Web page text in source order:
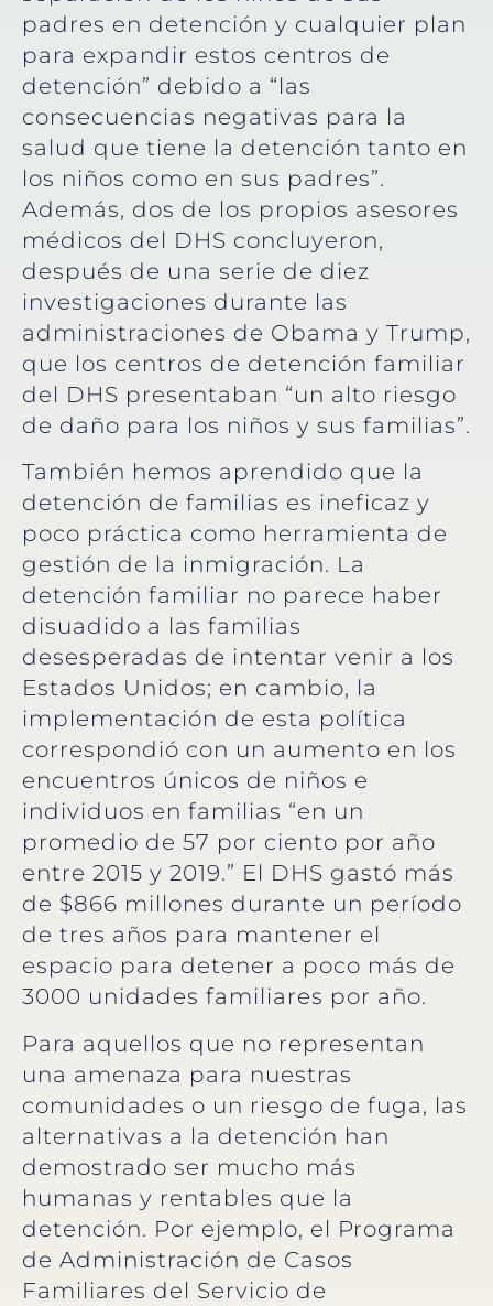
padres en detención y cualquier plan
para expandir estos centros de
detención” debido a “las
consecuencias negativas para la
salud que tiene la detención tanto en
los niños como en sus padres”.
Además, dos de los propios asesores
médicos del DHS concluyeron,
después de una serie de diez
investigaciones durante las
administraciones de Obama y Trump,
que los centros de detención familiar
del DHS presentaban “un alto riesgo
de daño para los niños y sus familias”.
También hemos aprendido que la
detención de familias es ineficaz y
poco práctica como herramienta de
gestión de la inmigración. La
detención familiar no parece haber
disuadido a las familias
desesperadas de intentar venir a los
Estados Unidos; en cambio, la
implementación de esta política
correspondió con un aumento en los
encuentros únicos de niños e
individuos en familias “en un
promedio de 57 por ciento por año
entre 2015 y 2019.” El DHS gastó más
de $866 millones durante un período
de tres años para mantener el
espacio para detener a poco más de
3000 unidades familiares por año.
Para aquellos que no representan
una amenaza para nuestras
comunidades o un riesgo de fuga, las
alternativas a la detención han
demostrado ser mucho más
humanas y rentables que la
detención. Por ejemplo, el Programa
de Administración de Casos
Familiares del Servicio de